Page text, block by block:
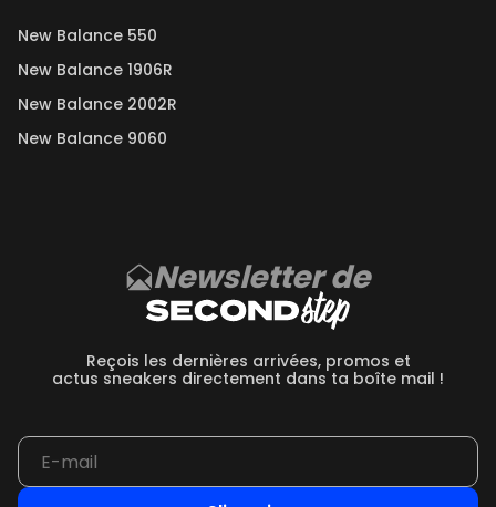
New Balance 550
New Balance 1906R
New Balance 2002R
New Balance 9060
Newsletter de
Reçois les dernières arrivées, promos et
actus sneakers directement dans ta boîte mail !